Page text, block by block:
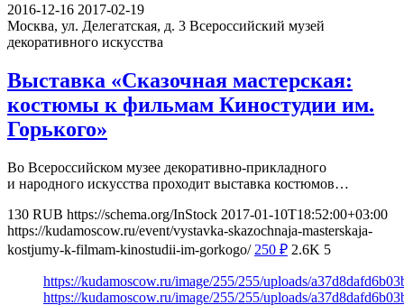
2016-12-16 2017-02-19
Москва, ул. Делегатская, д. 3 Всероссийский музей
декоративного искусства
Выставка «Сказочная мастерская:
костюмы к фильмам Киностудии им.
Горького»
Во Всероссийском музее декоративно-прикладного
и народного искусства проходит выставка костюмов…
130 RUB https://schema.org/InStock 2017-01-10T18:52:00+03:00
https://kudamoscow.ru/event/vystavka-skazochnaja-masterskaja-
kostjumy-k-filmam-kinostudii-im-gorkogo/ 250 ₽ 2.6K 5
https://kudamoscow.ru/image/255/255/uploads/
https://kudamoscow.ru/image/255/255/uploads/